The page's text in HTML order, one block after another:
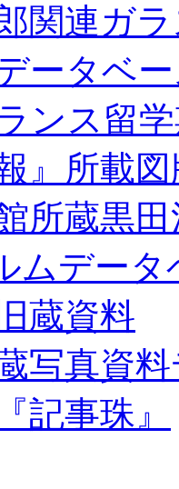
関連ガ
ータベ
ンス留
』所載
所蔵黒
ムデータ
蔵資料
写真資
記事珠』